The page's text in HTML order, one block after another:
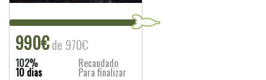
990€de 970€
102%
10 dias
Recaudado
Para finalizar